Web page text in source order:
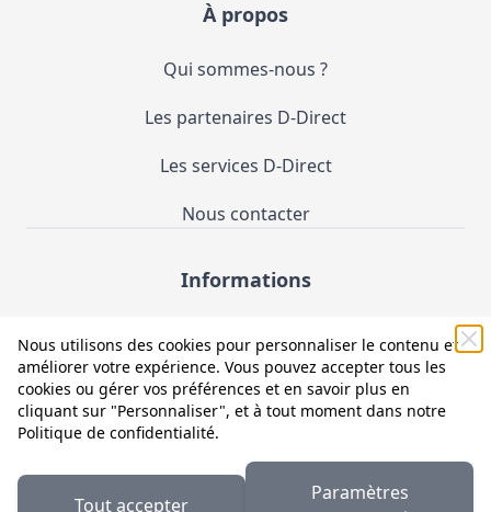
Nous utilisons des cookies pour personnaliser le contenu et
améliorer votre expérience. Vous pouvez accepter tous les
cookies ou gérer vos préférences et en savoir plus en
cliquant sur "Personnaliser", et à tout moment dans notre
Politique de confidentialité.
Tout accepter
Paramètres
À propos
Qui sommes-nous ?
Les partenaires D-Direct
Les services D-Direct
Nous contacter
Informations
Demande de catalogue
Mentions légales et CGV
Conditions générales d'utilisation (CGU)
Politique de confidentialité